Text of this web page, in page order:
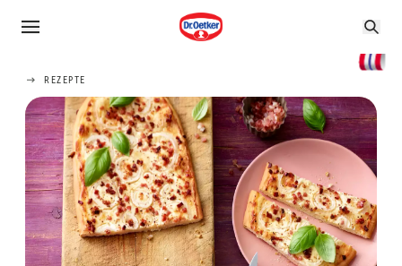
REZEPTE